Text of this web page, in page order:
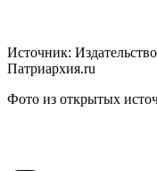
Источник:
Патриархия.ru
Фото из открытых